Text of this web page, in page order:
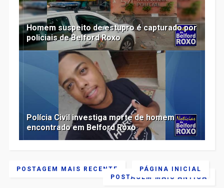
Homem suspeito de estupro é capturado por
policiais de Belford Roxo
Polícia Civil investiga morte de homem
encontrado em Belford Roxo
POSTAGEM MAIS RECENTE
POSTAGEM MAIS ANTIGA
PÁGINA INICIAL